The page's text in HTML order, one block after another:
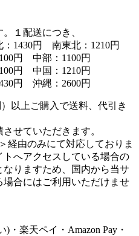
１配送につき、
1430円 南東北：1210円
円 中部：1100円
円 中国：1210円
円 沖縄：2600円
以上ご購入で送料、代引き
せていただきます。
＞経由のみにて対応しておりま
へアクセスしている場合の
りますため、国内から当サ
合にはご利用いただけませ
・楽天ペイ・Amazon Pay・